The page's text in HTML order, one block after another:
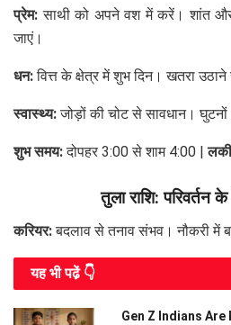
प्रेम: साथी को अपने वश में करें। शांत और
जाएं।
धन:वित्त के क्षेत्र में शुभ दिन। खतरा
स्वास्थ्य:जोड़ों की चोट से सावधान।
शुभ समय:दोपहर 3:00 से शाम 4:00 |
तुला राशि: परिवर्तन
करियर:बदलाव से तनाव संभव। नौकरी में
यह भी पढे़ं 👇
Gen Z Indians Are